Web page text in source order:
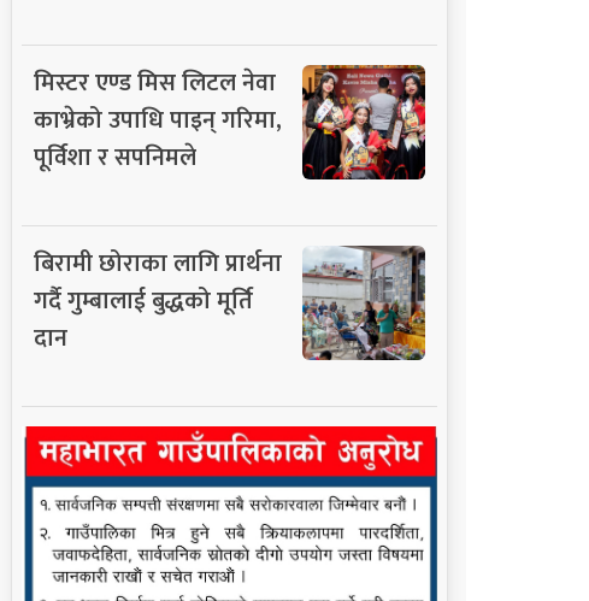
मिस्टर एण्ड मिस लिटल नेवा
काभ्रेको उपाधि पाइन् गरिमा,
पूर्विशा र सपनिमले
बिरामी छोराका लागि प्रार्थना
गर्दै गुम्बालाई बुद्धको मूर्ति
दान